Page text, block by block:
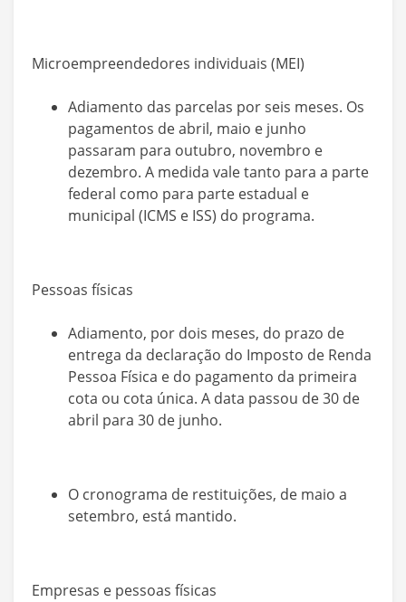
Microempreendedores individuais (MEI)
Adiamento das parcelas por seis meses. Os
pagamentos de abril, maio e junho
passaram para outubro, novembro e
dezembro. A medida vale tanto para a parte
federal como para parte estadual e
municipal (ICMS e ISS) do programa.
Pessoas físicas
Adiamento, por dois meses, do prazo de
entrega da declaração do Imposto de Renda
Pessoa Física e do pagamento da primeira
cota ou cota única. A data passou de 30 de
abril para 30 de junho.
O cronograma de restituições, de maio a
setembro, está mantido.
Empresas e pessoas físicas